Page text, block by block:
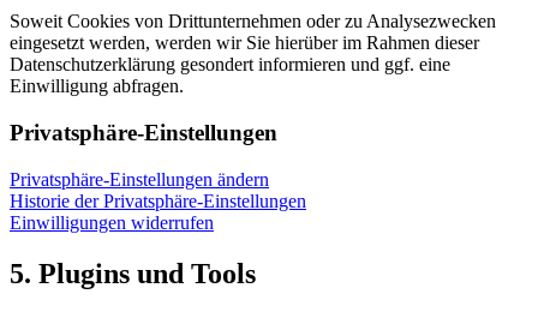
Soweit Cookies von Drittunternehmen oder zu Analysezwecken
eingesetzt werden, werden wir Sie hierüber im Rahmen dieser
Datenschutzerklärung gesondert informieren und ggf. eine
Einwilligung abfragen.
Privatsphäre-Einstellungen
Privatsphäre-Einstellungen ändern
Historie der Privatsphäre-Einstellungen
Einwilligungen widerrufen
5. Plugins und Tools